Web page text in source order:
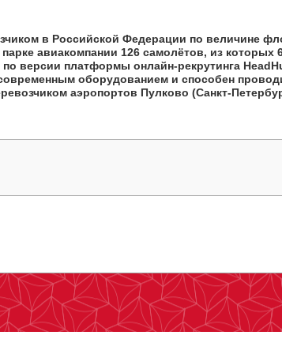
в Российской Федерации по величине
авиакомпании 126 самолётов, из которых
версии платформы онлайн-рекрутинга
оборудованием и способен
аэропортов Пулково (Санкт-